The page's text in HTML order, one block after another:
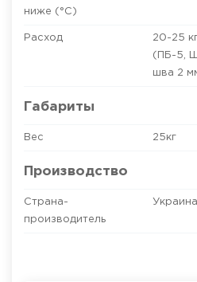
ниже (°C)
Расход
20-25
(ПБ-5,
шва 2
Габариты
Вес 25кг
Производство
Страна-
производитель
Украина